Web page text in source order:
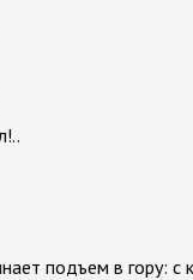
подъем в гору: